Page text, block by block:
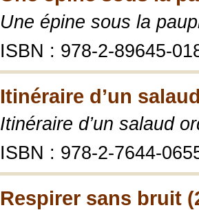
Une épine sous la
ISBN : 978-2-89645-
Itinéraire d’un
Itinéraire d’un salaud
ISBN : 978-2-7644-
Respirer sans bruit